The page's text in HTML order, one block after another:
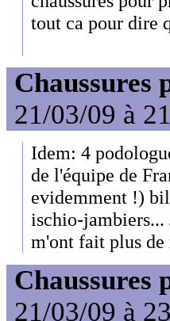
tout ca pour dire
Chaussures
21/03/09 à
Idem: 4
de l'équipe de
evidemment !)
ischio-jambiers...
m'ont fait plus
Chaussures
21/03/09 à